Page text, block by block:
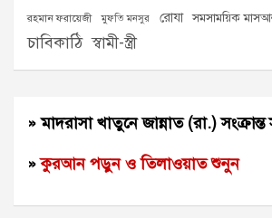
রহমান ফরায়েজী মুফতি মনসুর রোযা সমসাময়িক
চাবিকাঠি স্বামী-স্ত্রী
» মাদরাসা খাতুনে জান্নাত (রা.)
» কুরআন পড়ুন ও তিলাওয়াত শুনুন